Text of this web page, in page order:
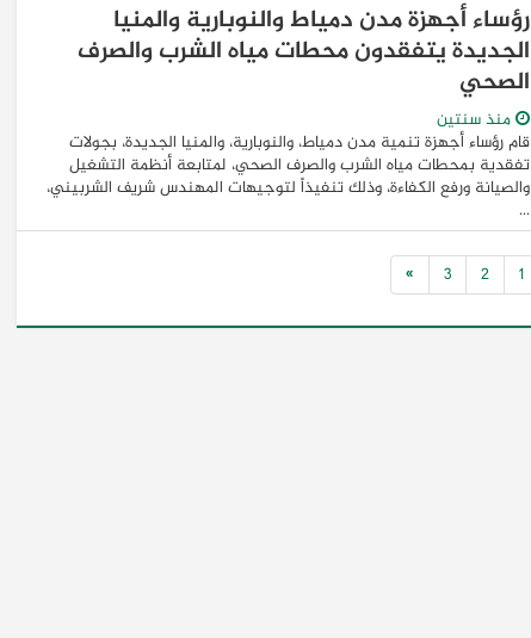
رؤساء أجهزة مدن دمياط والنوبارية والمنيا
الجديدة يتفقدون محطات مياه الشرب والصرف
الصحي
منذ سنتين
قام رؤساء أجهزة تنمية مدن دمياط، والنوبارية، والمنيا الجديدة، بجولات
تفقدية بمحطات مياه الشرب والصرف الصحي، لمتابعة أنظمة التشغيل
والصيانة ورفع الكفاءة، وذلك تنفيذاً لتوجيهات المهندس شريف الشربيني،
...
1
2
3
»